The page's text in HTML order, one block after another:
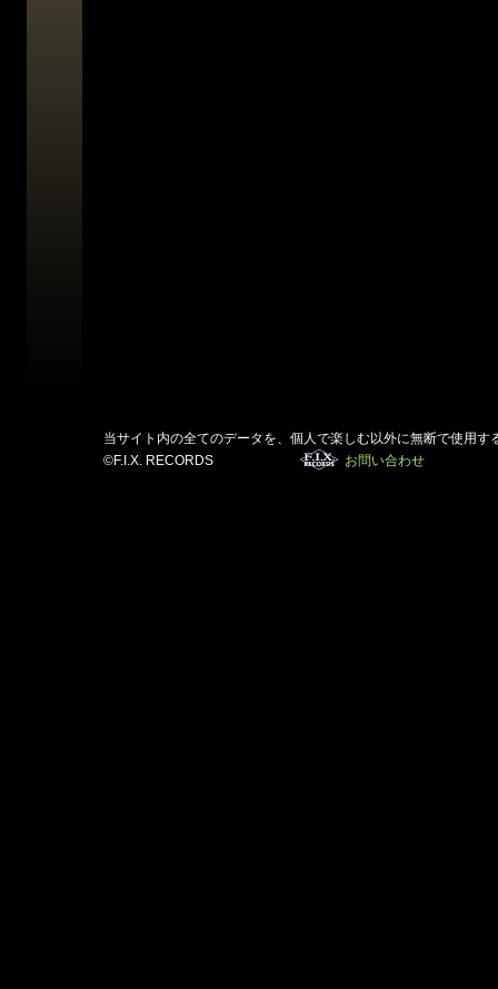
当サイト内の全てのデータを、個人で楽しむ以外に無断で使用す
©F.I.X. RECORDS
お問い合わせ